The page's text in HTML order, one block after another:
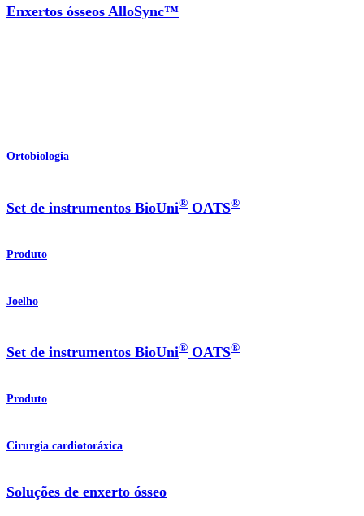
Enxertos ósseos AlloSync™
Ortobiologia
Set de instrumentos BioUni® OATS®
Produto
Joelho
Set de instrumentos BioUni® OATS®
Produto
Cirurgia cardiotoráxica
Soluções de enxerto ósseo